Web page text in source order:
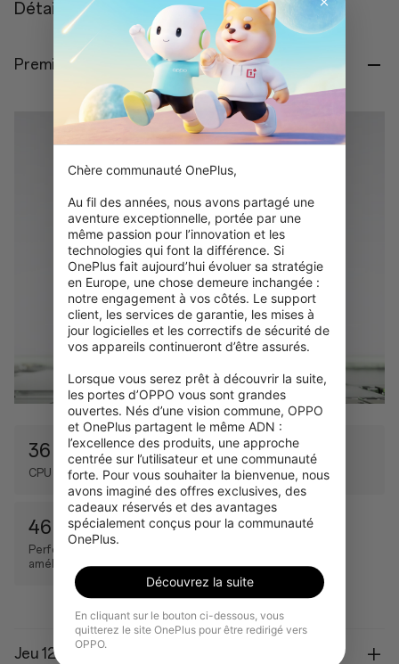
Détails
Premier Snapdragon® 8 Gen 5 au monde.
36 %
CPU amélioré
11 %
GPU amélioré
46 %
Performances de l'IA
améliorées
Jeu 120 FPS toujours actif dans MLBB.
Chère communauté OnePlus,
Au fil des années, nous avons partagé une
aventure exceptionnelle, portée par une
même passion pour l’innovation et les
technologies qui font la différence. Si
OnePlus fait aujourd’hui évoluer sa stratégie
en Europe, une chose demeure inchangée :
notre engagement à vos côtés. Le support
client, les services de garantie, les mises à
jour logicielles et les correctifs de sécurité de
vos appareils continueront d’être assurés.
Lorsque vous serez prêt à découvrir la suite,
les portes d’OPPO vous sont grandes
ouvertes. Nés d’une vision commune, OPPO
et OnePlus partagent le même ADN :
l’excellence des produits, une approche
centrée sur l’utilisateur et une communauté
forte. Pour vous souhaiter la bienvenue, nous
avons imaginé des offres exclusives, des
cadeaux réservés et des avantages
spécialement conçus pour la communauté
OnePlus.
Découvrez la suite
En cliquant sur le bouton ci-dessous, vous
quitterez le site OnePlus pour être redirigé vers
OPPO.